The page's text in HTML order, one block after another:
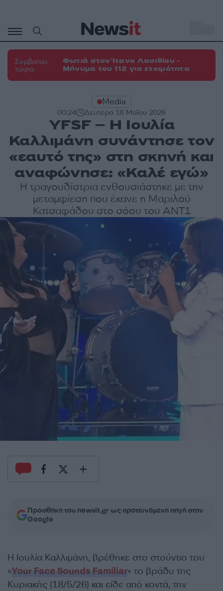
περιεχόμενο
Συμβαίνει
τώρα:
Φωτιά στον Ίτανο Λασιθίου -
Μήνυμα του 112 για ετοιμότητα
Media
00:24 Δευτέρα 18 Μαΐου 2026
YFSF – Η Ιουλία
Καλλιμάνη συνάντησε τον
«εαυτό της» στη σκηνή και
αναφώνησε: «Καλέ εγώ»
Η τραγουδίστρια ενθουσιάστηκε με την
μεταμφίεση που έκανε η Μαριλού
Κατσαφάδου στο σόου του ΑΝΤ1
Προσθήκη του newsit.gr ως προτεινόμενη πηγή στην
Google
Η Ιουλία Καλλιμάνη, βρέθηκε στο στούντιο του
«Your Face Sounds Familiar» το βράδυ της
Κυριακής (18/5/26) και είδε από κοντά, την